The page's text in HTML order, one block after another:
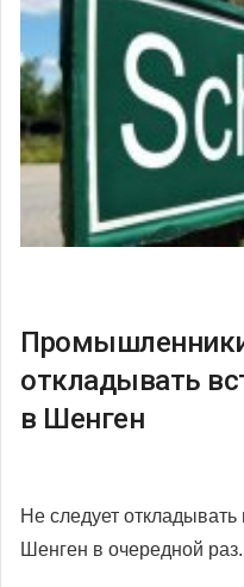
откладывать
в Шенген
Не следует
Шенген в очередной раз.